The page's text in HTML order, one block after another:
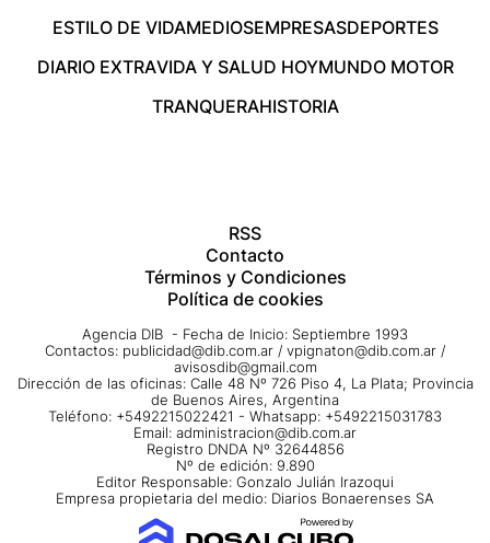
ESTILO DE VIDAMEDIOSEMPRESASDEPORTES
DIARIO EXTRAVIDA Y SALUD HOYMUNDO MOTOR
TRANQUERAHISTORIA
RSS
Contacto
Términos y Condiciones
Política de cookies
Agencia DIB - Fecha de Inicio: Septiembre 1993
Contactos: publicidad@dib.com.ar / vpignaton@dib.com.ar /
avisosdib@gmail.com
Dirección de las oficinas: Calle 48 Nº 726 Piso 4, La Plata; Provincia
de Buenos Aires, Argentina
Teléfono: +5492215022421 - Whatsapp: +5492215031783
Email: administracion@dib.com.ar
Registro DNDA Nº 32644856
Nº de edición: 9.890
Editor Responsable: Gonzalo Julián Irazoqui
Empresa propietaria del medio: Diarios Bonaerenses SA